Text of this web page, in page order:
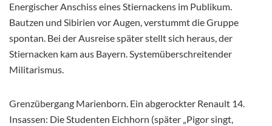
Energischer Anschiss eines Stiernackens im Publikum.
Bautzen und Sibirien vor Augen, verstummt die Gruppe
spontan. Bei der Ausreise später stellt sich heraus, der
Stiernacken kam aus Bayern. Systemüberschreitender
Militarismus.
Grenzübergang Marienborn. Ein abgerockter Renault 14.
Insassen: Die Studenten Eichhorn (später „Pigor singt,